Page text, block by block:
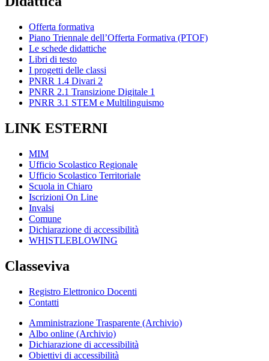
Offerta formativa
Piano Triennale dell’Offerta Formativa (PTOF)
Le schede didattiche
Libri di testo
I progetti delle classi
PNRR 1.4 Divari 2
PNRR 2.1 Transizione Digitale 1
PNRR 3.1 STEM e Multilinguismo
LINK ESTERNI
MIM
Ufficio Scolastico Regionale
Ufficio Scolastico Territoriale
Scuola in Chiaro
Iscrizioni On Line
Invalsi
Comune
Dichiarazione di accessibilità
WHISTLEBLOWING
Classeviva
Registro Elettronico Docenti
Contatti
Amministrazione Trasparente (Archivio)
Albo online (Archivio)
Dichiarazione di accessibilità
Obiettivi di accessibilità